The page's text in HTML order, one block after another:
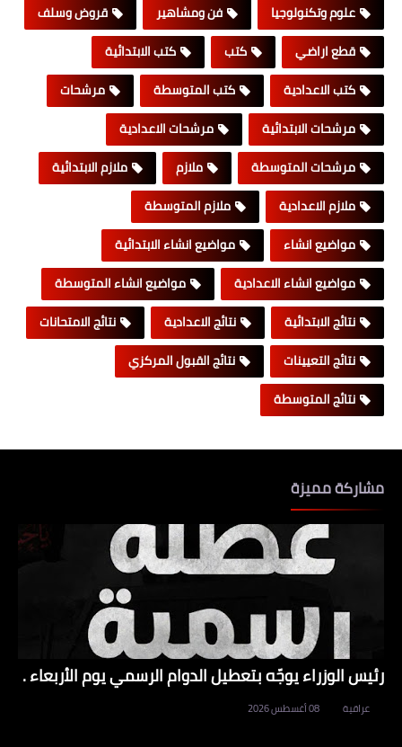
علوم وتكنولوجيا
فن ومشاهير
قروض وسلف
قطع اراضي
كتب
كتب الابتدائية
كتب الاعدادية
كتب المتوسطة
مرشحات
مرشحات الابتدائية
مرشحات الاعدادية
مرشحات المتوسطة
ملازم
ملازم الابتدائية
ملازم الاعدادية
ملازم المتوسطة
مواضيع انشاء
مواضيع انشاء الابتدائية
مواضيع انشاء الاعدادية
مواضيع انشاء المتوسطة
نتائج الابتدائية
نتائج الاعدادية
نتائج الامتحانات
نتائج التعيينات
نتائج القبول المركزي
نتائج المتوسطة
مشاركة مميزة
رئيس الوزراء يوجّه بتعطيل الدوام الرسمي يوم الأربعاء .
عراقية 08 أغسطس 2026